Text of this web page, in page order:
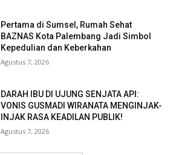
Pertama di Sumsel, Rumah Sehat
BAZNAS Kota Palembang Jadi Simbol
Kepedulian dan Keberkahan
Agustus 7, 2026
DARAH IBU DI UJUNG SENJATA API:
VONIS GUSMADI WIRANATA MENGINJAK-
INJAK RASA KEADILAN PUBLIK!
Agustus 7, 2026